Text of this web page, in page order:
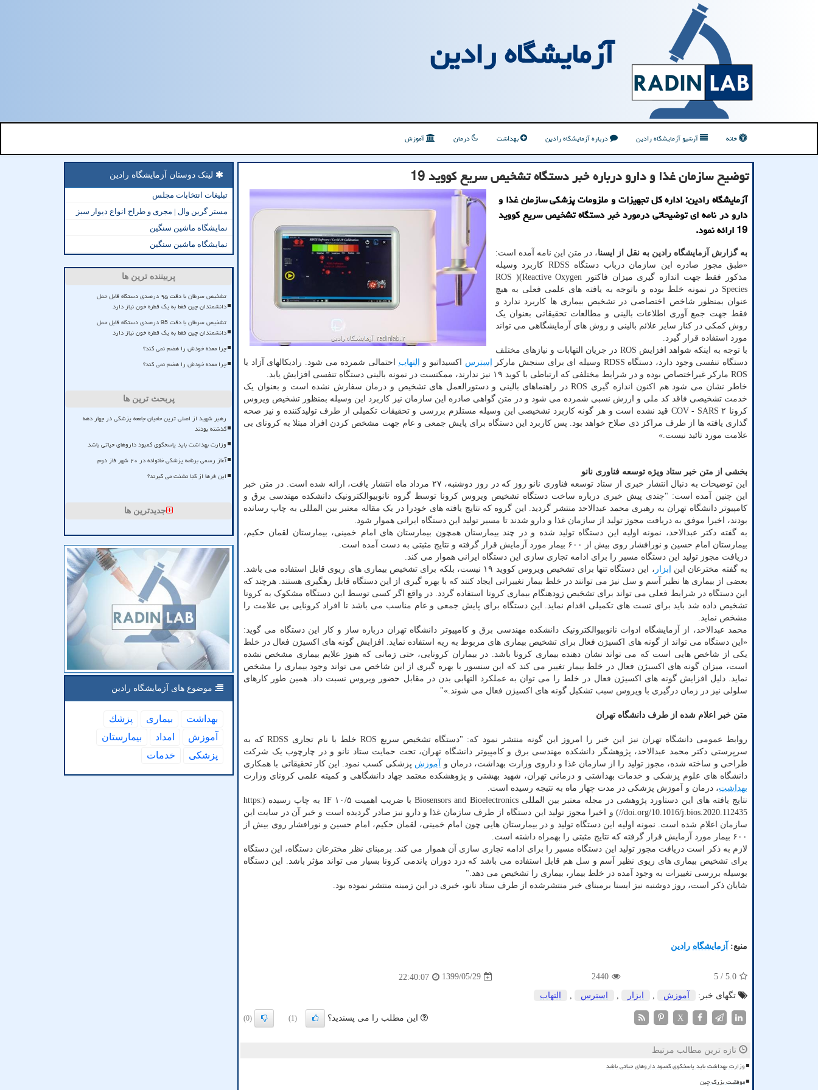
آزمایشگاه رادین
خانه آرشیو آزمایشگاه رادین درباره آزمایشگاه رادین بهداشت درمان آموزش
توضیح سازمان غذا و دارو درباره خبر دستگاه تشخیص سریع كووید 19
آزمایشگاه رادین: اداره كل تجهیزات و ملزومات پزشكی سازمان غذا و
دارو در نامه ای توضیحاتی درمورد خبر دستگاه تشخیص سریع كووید
19 ارائه نمود.
به گزارش آزمایشگاه رادین به نقل از ایسنا، در متن این نامه آمده است:
«طبق مجوز صادره این سازمان درباب دستگاه RDSS کاربرد وسیله
مذکور فقط جهت اندازه گیری میزان فاکتور ROS )(Reactive Oxygen
Species در نمونه خلط بوده و باتوجه به یافته های علمی فعلی به هیچ
عنوان بمنظور شاخص اختصاصی در تشخیص بیماری ها کاربرد ندارد و
فقط جهت جمع آوری اطلاعات بالینی و مطالعات تحقیقاتی بعنوان یک
روش کمکی در کنار سایر علائم بالینی و روش های آزمایشگاهی می تواند
مورد استفاده قرار گیرد.
با توجه به اینکه شواهد افزایش ROS در جریان التهابات و نیازهای مختلف
دستگاه تنفسی وجود دارد، دستگاه RDSS وسیله ای برای سنجش مارکر
استرس اکسیداتیو و التهاب احتمالی شمرده می شود. رادیکالهای آزاد یا
ROS مارکر غیراختصاص بوده و در شرایط مختلفی که ارتباطی با کوید ۱۹ نیز ندارند، ممکنست در نمونه بالینی دستگاه تنفسی افزایش یابد.
خاطر نشان می شود هم اکنون اندازه گیری ROS در راهنماهای بالینی و دستورالعمل های تشخیص و درمان سفارش نشده است و بعنوان یک
خدمت تشخیصی فاقد کد ملی و ارزش نسبی شمرده می شود و در متن گواهی صادره این سازمان نیز کاربرد این وسیله بمنظور تشخیص ویروس
کرونا COV - SARS ۲ قید نشده است و هر گونه کاربرد تشخیصی این وسیله مستلزم بررسی و تحقیقات تکمیلی از طرف تولیدکننده و نیز صحه
گذاری یافته ها از طرف مراکز ذی صلاح خواهد بود. پس کاربرد این دستگاه برای پایش جمعی و عام جهت مشخص کردن افراد مبتلا به کرونای بی
علامت مورد تائید نیست.»
بخشی از متن خبر ستاد ویژه توسعه فناوری نانو
این توضیحات به دنبال انتشار خبری از ستاد توسعه فناوری نانو روز که در روز دوشنبه، ۲۷ مرداد ماه انتشار یافت، ارائه شده است. در متن خبر
این چنین آمده است: "چندی پیش خبری درباره ساخت دستگاه تشخیص ویروس کرونا توسط گروه نانوبیوالکترونیک دانشکده مهندسی برق و
کامپیوتر دانشگاه تهران به رهبری محمد عبدالاحد منتشر گردید. این گروه که نتایج یافته های خودرا در یک مقاله معتبر بین المللی به چاپ رسانده
بودند، اخیرا موفق به دریافت مجوز تولید از سازمان غذا و دارو شدند تا مسیر تولید این دستگاه ایرانی هموار شود.
به گفته دکتر عبدالاحد، نمونه اولیه این دستگاه تولید شده و در چند بیمارستان همچون بیمارستان های امام خمینی، بیمارستان لقمان حکیم،
بیمارستان امام حسین و نورافشار روی بیش از ۶۰۰ بیمار مورد آزمایش قرار گرفته و نتایج مثبتی به دست آمده است.
دریافت مجوز تولید این دستگاه مسیر را برای ادامه تجاری سازی این دستگاه ایرانی هموار می کند.
به گفته مخترعان این
ابزار
، این دستگاه تنها برای تشخیص ویروس کووید ۱۹ نیست، بلکه برای تشخیص بیماری های ریوی قابل استفاده می باشد.
بعضی از بیماری ها نظیر آسم و سل نیز می توانند در خلط بیمار تغییراتی ایجاد کنند که با بهره گیری از این دستگاه قابل رهگیری هستند. هرچند که
این دستگاه در شرایط فعلی می تواند برای تشخیص زودهنگام بیماری کرونا استفاده گردد. در واقع اگر کسی توسط این دستگاه مشکوک به کرونا
تشخیص داده شد باید برای تست های تکمیلی اقدام نماید. این دستگاه برای پایش جمعی و عام مناسب می باشد تا افراد کرونایی بی علامت را
مشخص نماید.
محمد عبدالاحد، از آزمایشگاه ادوات نانوبیوالکترونیک دانشکده مهندسی برق و کامپیوتر دانشگاه تهران درباره ساز و کار این دستگاه می گوید:
«این دستگاه می تواند از گونه های اکسیژن فعال برای تشخیص بیماری های مربوط به ریه استفاده نماید. افزایش گونه های اکسیژن فعال در خلط
یکی از شاخص هایی است که می تواند نشان دهنده بیماری کرونا باشد. در بیماران کرونایی، حتی زمانی که هنوز علایم بیماری مشخص نشده
است، میزان گونه های اکسیژن فعال در خلط بیمار تغییر می کند که این سنسور با بهره گیری از این شاخص می تواند وجود بیماری را مشخص
نماید. دلیل افزایش گونه های اکسیژن فعال در خلط را می توان به عملکرد التهابی بدن در مقابل حضور ویروس نسبت داد. همین طور کارهای
سلولی نیز در زمان درگیری با ویروس سبب تشکیل گونه های اکسیژن فعال می شوند.»"
متن خبر اعلام شده از طرف دانشگاه تهران
روابط عمومی دانشگاه تهران نیز این خبر را امروز این گونه منتشر نمود که: "دستگاه تشخیص سریع ROS خلط با نام تجاری RDSS که به
سرپرستی دکتر محمد عبدالاحد، پژوهشگر دانشکده مهندسی برق و کامپیوتر دانشگاه تهران، تحت حمایت ستاد نانو و در چارچوب یک شرکت
طراحی و ساخته شده، مجوز تولید را از سازمان غذا و داروی وزارت بهداشت، درمان و
آموزش پزشکی کسب نمود. این کار تحقیقاتی با همکاری
دانشگاه های علوم پزشکی و خدمات بهداشتی و درمانی تهران، شهید بهشتی و پژوهشکده معتمد جهاد دانشگاهی و کمیته علمی کرونای وزارت
بهداشت، درمان و آموزش پزشکی در مدت چهار ماه به نتیجه رسیده است.
نتایج یافته های این دستاورد پژوهشی در مجله معتبر بین المللی Biosensors and Bioelectronics با ضریب اهمیت IF ۱۰/۵ به چاپ رسیده (https:
//doi.org/10.1016/j.bios.2020.112435) و اخیرا مجوز تولید این دستگاه از طرف سازمان غذا و دارو نیز صادر گردیده است و خبر آن در سایت این
سازمان اعلام شده است. نمونه اولیه این دستگاه تولید و در بیمارستان هایی چون امام خمینی، لقمان حکیم، امام حسین و نورافشار روی بیش از
۶۰۰ بیمار مورد آزمایش قرار گرفته که نتایج مثبتی را بهمراه داشته است.
لازم به ذکر است دریافت مجوز تولید این دستگاه مسیر را برای ادامه تجاری سازی آن هموار می کند. برمبنای نظر مخترعان دستگاه، این دستگاه
برای تشخیص بیماری های ریوی نظیر آسم و سل هم قابل استفاده می باشد که درد دوران پاندمی کرونا بسیار می تواند مؤثر باشد. این دستگاه
بوسیله بررسی تغییرات به وجود آمده در خلط بیمار، بیماری را تشخیص می دهد."
شایان ذکر است، روز دوشنبه نیز ایسنا برمبنای خبر منتشرشده از طرف ستاد نانو، خبری در این زمینه منتشر نموده بود.
منبع: آزمایشگاه رادین
5.0
/ 5
2440
1399/05/29
22:40:07
تگهای خبر:
آموزش ابزار استرس التهاب
X این مطلب را می پسندید؟ (1)
(0)
تازه ترین مطالب مرتبط
وزارت بهداشت باید پاسخگوی کمبود داروهای حیاتی باشد
موفقیت بزرگ چین
لینک دوستان آزمایشگاه رادین
تبلیغات انتخابات مجلس
مستر گرین وال | مجری و طراح انواع دیوار سبز
نمایشگاه ماشین سنگین
نمایشگاه ماشین سنگین
پربیننده ترین ها
تشخیص سرطان با دقت ۹۵ درصدی دستگاه قابل حمل
دانشمندان چین فقط به یک قطره خون نیاز دارد
تشخیص سرطان با دقت 95 درصدی دستگاه قابل حمل
دانشمندان چین فقط به یک قطره خون نیاز دارد
چرا معده خودش را هضم نمی کند؟
چرا معده خودش را هضم نمی کند؟
پربحث ترین ها
رهبر شهید از اصلی ترین حامیان جامعه پزشکی در چهار دهه
گذشته بودند
وزارت بهداشت باید پاسخگوی کمبود داروهای حیاتی باشد
آغاز رسمی برنامه پزشکی خانواده در ۲۰ شهر فاز دوم
این فرها از کجا نشئت می گیرند؟
جدیدترین ها
موضوع های آزمایشگاه رادین
بهداشت بیماری
پزشك
آموزش
امداد
بیمارستان
پزشكی
خدمات